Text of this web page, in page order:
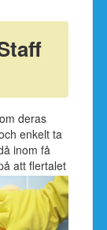
deras
enkelt ta
inom få
att flertalet